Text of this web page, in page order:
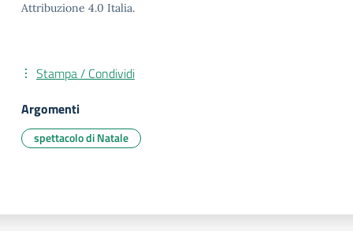
Attribuzione 4.0 Italia.
Stampa / Condividi
Argomenti
spettacolo di Natale